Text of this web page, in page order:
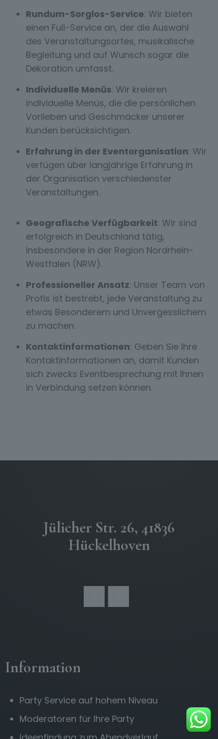
Rundum-Sorglos-Service: Wir bieten
einen Full-Service an, der die Auswahl
des Veranstaltungsortes, musikalische
Begleitung und auf Wunsch sogar die
Dekoration umfasst.
Individuelle Menüs: Wir kreieren
individuelle Menüs, die die persönlichen
Vorlieben und Geschmäcker unserer
Kunden berücksichtigen.
Erfahrung in der Eventorganisation: Wir
verfügen über langjährige Erfahrung in
der Organisation verschiedenster
Veranstaltungen.
Geografische Verfügbarkeit: Wir sind
erfolgreich in Deutschland tätig,
insbesondere in der Region Nordrhein-
Westfalen (NRW).
Professioneller Ansatz: Unser Team von
Profis ist bestrebt, jede Veranstaltung zu
etwas Besonderem und Unvergesslichem
zu machen.
Kontaktinformationen: Geben Sie Ihre
Kontaktinformationen an, damit Kunden
sich zwecks Eventbesprechung mit Ihnen
in Verbindung setzen können.
Jülicher Str. 26, 41836
Hückelhoven
Information
Party Service auf hohem Niveau
Moderatoren für Ihre Party